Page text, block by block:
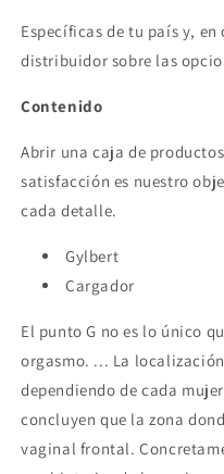
Específicas de tu país y,
distribuidor sobre las
Contenido
Abrir una caja de
satisfacción es nuestro
cada detalle.
Gylbert
Cargador
El punto G no es lo único
orgasmo. ... La
dependiendo de cada
concluyen que la zona
vaginal frontal.